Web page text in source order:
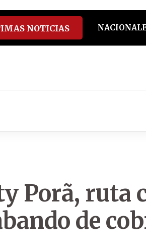
spotify
NOTICIAS
Porã, ruta
de